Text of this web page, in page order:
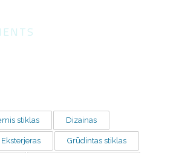
stiklas Dizainas
Eksterjeras Grūdintas stiklas